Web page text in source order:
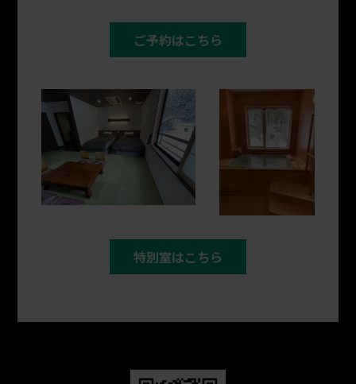
ご予約はこちら
特別室はこちら